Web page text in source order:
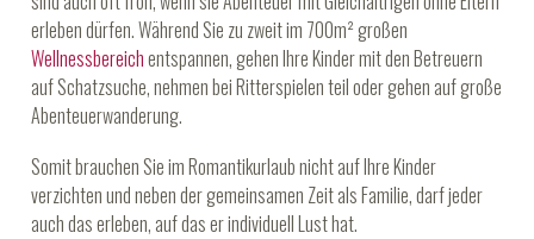
erleben dürfen. Während Sie zu zweit im 700m² großen
Wellnessbereichentspannen, gehen Ihre Kinder mit den Betreuern
auf Schatzsuche, nehmen bei Ritterspielen teil oder gehen auf große
Abenteuerwanderung.
Somit brauchen Sie im Romantikurlaub nicht auf Ihre Kinder
verzichten und neben der gemeinsamen Zeit als Familie, darf jeder
auch das erleben, auf das er individuell Lust hat.